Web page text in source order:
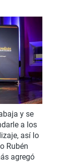
y se
a los
así lo
Rubén
agregó